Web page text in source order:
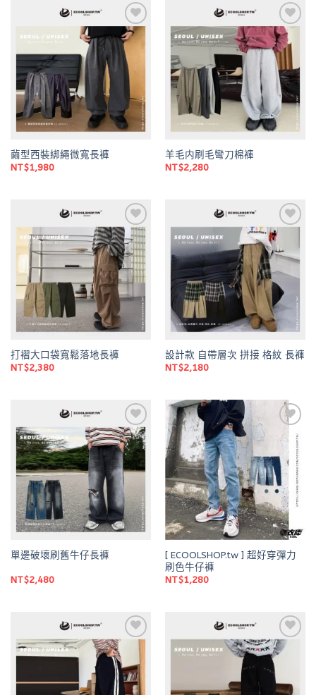
Add to
wishlist
繭型西裝綁繩微寬長褲
NT$1,980
Add to
wishlist
羊毛内刷毛彎刀棉褲
NT$2,280
Add to
wishlist
打褶大口袋寬鬆落地長褲
NT$2,380
Add to
wishlist
設計款 自帶層次 拼接 格紋 長褲
NT$2,180
Add to
wishlist
單邊破壞刷舊牛仔長褲
NT$2,480
Add to
wishlist
[ ECOOLSHOP.tw ] 超好穿彈力
刷色牛仔褲
NT$1,280
Add to
wishlist
Add to
wishlist